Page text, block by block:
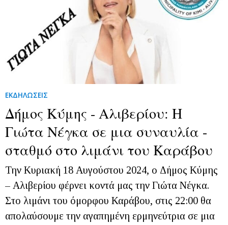
ΕΚΔΗΛΩΣΕΙΣ
Δήμος Κύμης - Αλιβερίου: Η
Γιώτα Νέγκα σε μια συναυλία -
σταθμό στο λιμάνι του Καράβου
Την Κυριακή 18 Αυγούστου 2024, ο Δήμος Κύμης
– Αλιβερίου φέρνει κοντά μας την Γιώτα Νέγκα.
Στο λιμάνι του όμορφου Καράβου, στις 22:00 θα
απολαύσουμε την αγαπημένη ερμηνεύτρια σε μια